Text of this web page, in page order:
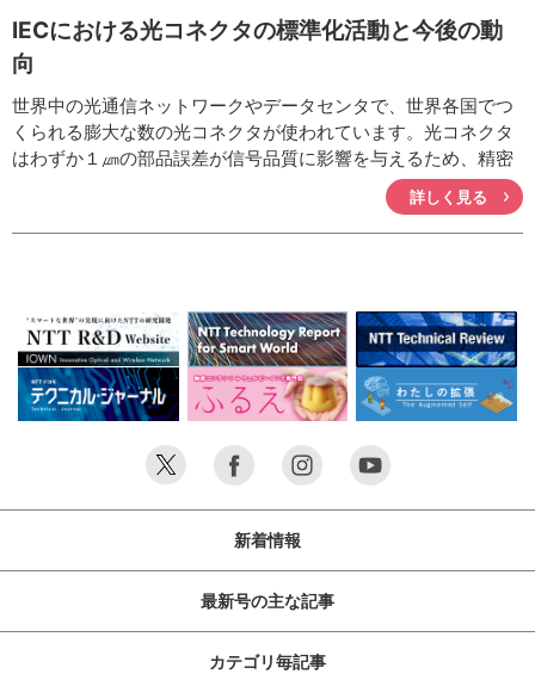
IECにおける光コネクタの標準化活動と今後の動
向
世界中の光通信ネットワークやデータセンタで、世界各国でつ
くられる膨大な数の光コネクタが使われています。光コネクタ
はわずか１㎛の部品誤差が信号品質に影響を与えるため、精密
な部品を必要とする製品であり、その接続互換性を保つために
は部品形状、性能、そしてそれらを試験するための測定法を国
際標準化することが不可欠です。ここでは、光コネクタの標準
詳しく見る
新着情報
最新号の主な記事
カテゴリ毎記事